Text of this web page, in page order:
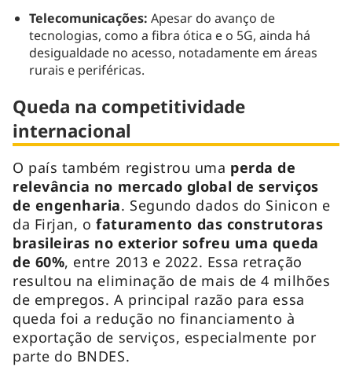
Telecomunicações: Apesar do avanço de
tecnologias, como a fibra ótica e o 5G, ainda há
desigualdade no acesso, notadamente em áreas
rurais e periféricas.
Queda na competitividade
internacional
O país também registrou uma perda de
relevância no mercado global de serviços
de engenharia. Segundo dados do Sinicon e
da Firjan, ofaturamento das construtoras
brasileiras no exterior sofreu uma queda
de 60%, entre 2013 e 2022. Essa retração
resultou na eliminação de mais de 4 milhões
de empregos. A principal razão para essa
queda foi a redução no financiamento à
exportação de serviços, especialmente por
parte do BNDES.